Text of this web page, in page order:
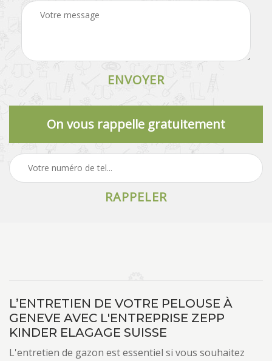
On vous rappelle gratuitement
L’ENTRETIEN DE VOTRE PELOUSE À
GENEVE AVEC L'ENTREPRISE ZEPP
KINDER ELAGAGE SUISSE
L'entretien de gazon est essentiel si vous souhaitez